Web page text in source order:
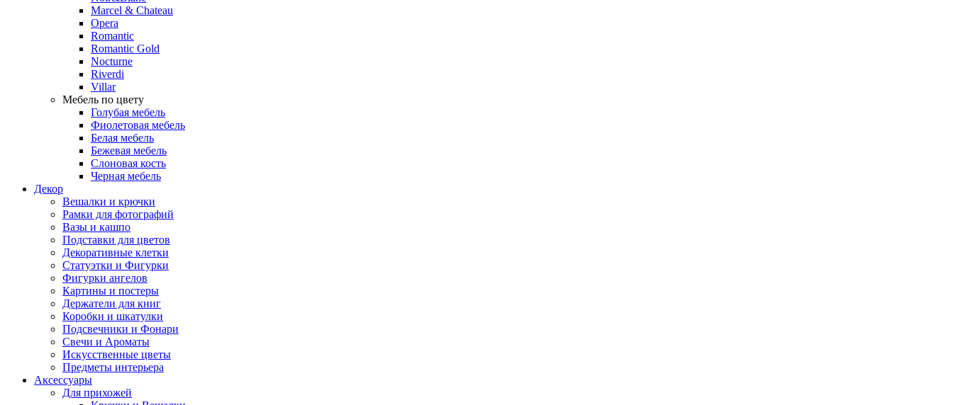
Marcel & Chateau
Opera
Romantic
Romantic Gold
Nocturne
Riverdi
Villar
Мебель по цвету
Голубая мебель
Фиолетовая мебель
Белая мебель
Бежевая мебель
Слоновая кость
Черная мебель
Декор
Вешалки и крючки
Рамки для фотографий
Вазы и кашпо
Подставки для цветов
Декоративные клетки
Статуэтки и Фигурки
Фигурки ангелов
Картины и постеры
Держатели для книг
Коробки и шкатулки
Подсвечники и Фонари
Свечи и Ароматы
Искусственные цветы
Предметы интерьера
Аксессуары
Для прихожей